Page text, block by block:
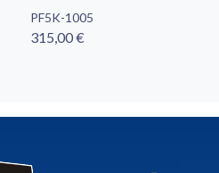
PF5K-1005
315,00 €